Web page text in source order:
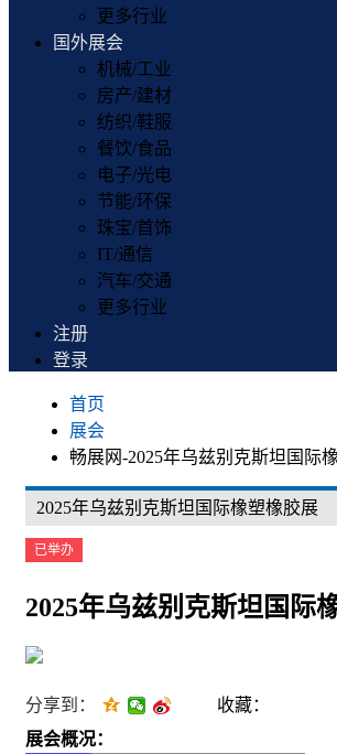
更多行业
国外展会
机械/工业
房产/建材
纺织/鞋服
餐饮/食品
电子/光电
节能/环保
珠宝/首饰
IT/通信
汽车/交通
更多行业
注册
登录
首页
展会
畅展网-2025年乌兹别克斯坦国际
2025年乌兹别克斯坦国际橡塑橡胶展
已举办
2025年乌兹别克斯坦国际
分享到：
收藏：
展会概况：